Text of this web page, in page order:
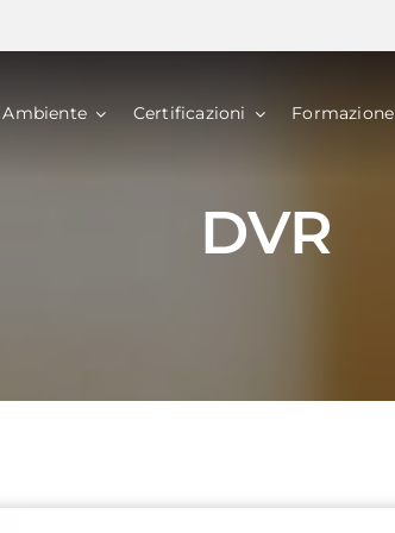
Ambiente Certificazioni Formazione
DVR